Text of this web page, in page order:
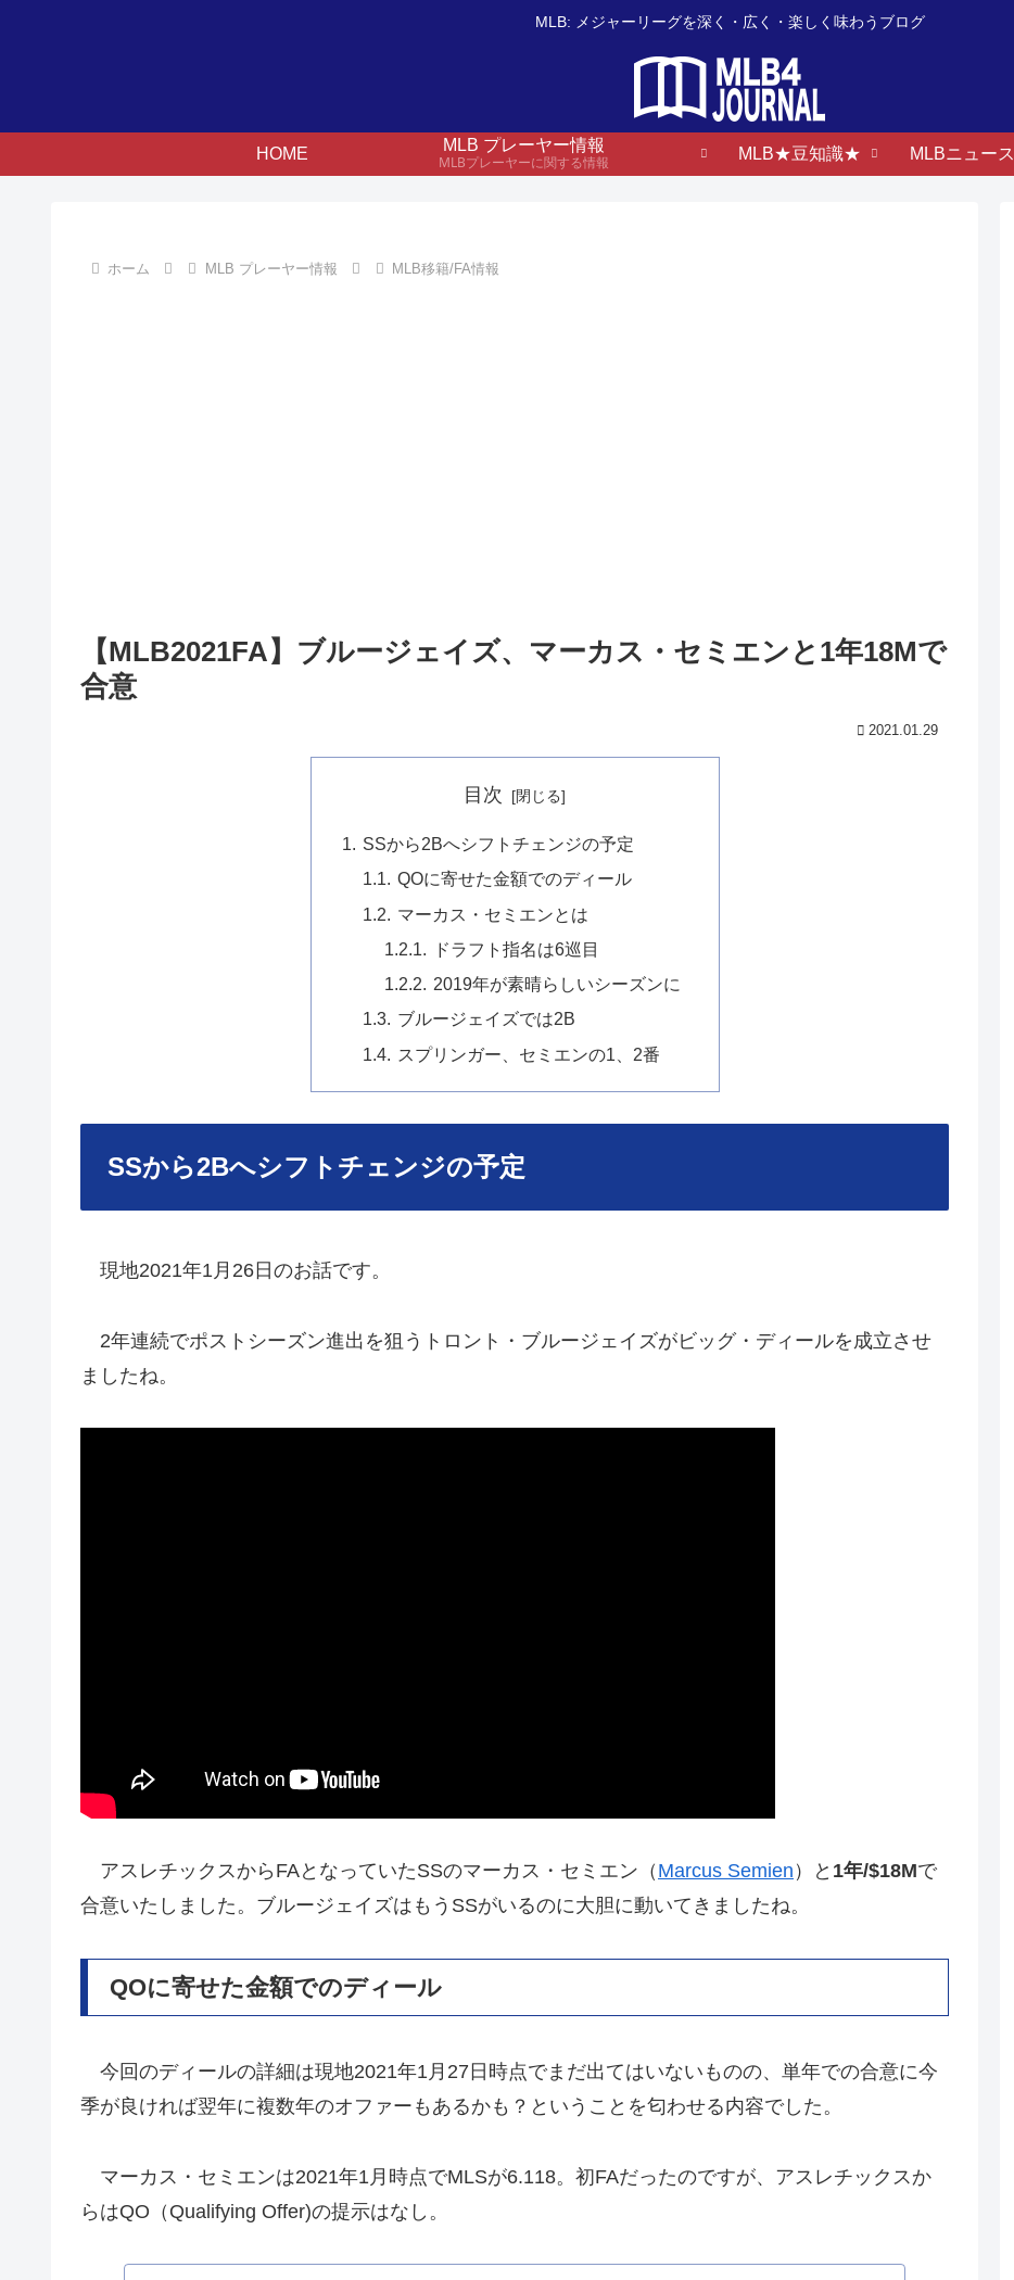
MLB: メジャーリーグを深く・広く・楽しく味わうブログ
HOME
MLB プレーヤー情報
MLBプレーヤーに関する情報
MLB★豆知識★ MLBニュース
ホーム MLB プレーヤー情報 MLB移籍/FA情報
【MLB2021FA】ブルージェイズ、マーカス・セミエンと1年18Mで
合意
2021.01.29
目次
SSから2Bへシフトチェンジの予定
QOに寄せた金額でのディール
マーカス・セミエンとは
ドラフト指名は6巡目
2019年が素晴らしいシーズンに
ブルージェイズでは2B
スプリンガー、セミエンの1、2番
SSから2Bへシフトチェンジの予定
現地2021年1月26日のお話です。
2年連続でポストシーズン進出を狙うトロント・ブルージェイズがビッグ・ディールを成立させ
ましたね。
アスレチックスからFAとなっていたSSのマーカス・セミエン（ Marcus Semien ）と 1年/$18Mで
合意いたしました。ブルージェイズはもうSSがいるのに大胆に動いてきましたね。
QOに寄せた金額でのディール
今回のディールの詳細は現地2021年1月27日時点でまだ出てはいないものの、単年での合意に今
季が良ければ翌年に複数年のオファーもあるかも？ということを匂わせる内容でした。
マーカス・セミエンは2021年1月時点でMLSが6.118。初FAだったのですが、アスレチックスか
らはQO（Qualifying Offer)の提示はなし。